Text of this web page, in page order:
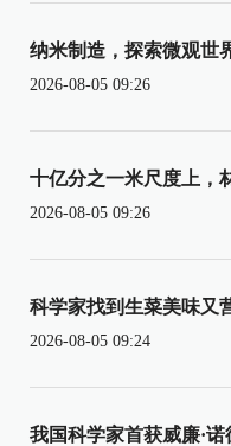
纳米制造，探索微观世
2026-08-05 09:26
十亿分之一米尺度上，
2026-08-05 09:26
科学家找到生菜美味又
2026-08-05 09:24
我国科学家首获威廉·